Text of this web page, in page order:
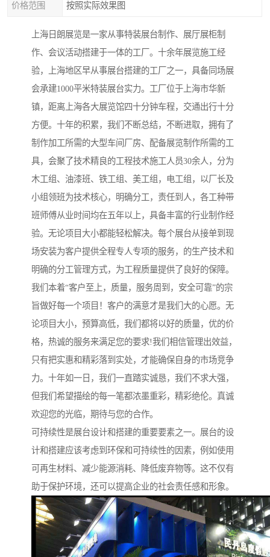
价格范围 按照实际效果图
上海日朗展览是一家从事特装展台制作、展厅展柜制
作、会议活动搭建于一体的工厂。十余年展览施工经
验，上海地区早从事展台搭建的工厂之一，具备同场展
会承建1000平米特装展台实力。工厂位于上海市华新
镇，距离上海各大展览馆四十分钟车程，交通出行十分
方便。十年的积累，我们不断总结，不断进取，拥有了
制作加工所需的大型车间厂房、配备展览制作所需的工
具，会聚了技术精良的工程技术施工人员30余人，分为
木工组、油漆班、铁工组、美工组，电工组，以厂长及
小组领班为技术核心，明确分工，责任到人，各工种带
班师傅从业时间均在五年以上，具备丰富的行业制作经
验。无论项目大小都能轻松解决。每个展台从接单到现
场安装为客户提供全程专人专项的服务，的生产技术和
明确的分工管理方式，为工程质量提供了良好的保障。
我们本着“客户至上，质量，服务周到，安全可靠”的宗
旨做好每一个项目！客户的满意才是我们大的心愿。无
论项目大小，预算高低，我们都将以好的质量，优的价
格，热诚的服务来满足您的要求!我们相信管理出效益，
只有把实惠和精彩落到实处，才能确保自身的市场竞争
力。十年如一日，我们一直踏实诚恳，我们不求大强，
但我们希望描绘的每一笔都浓墨重彩，精彩绝伦。真诚
欢迎您的光临，期待与您的合作。
可持续性是展台设计和搭建的重要要素之一。展台的设
计和搭建应该考虑到环保和可持续性的因素，例如使用
可再生材料、减少能源消耗、降低废弃物等。这不仅有
助于保护环境，还可以提高企业的社会责任感和形象。